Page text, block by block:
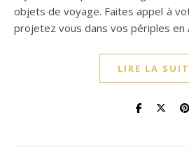
objets de voyage. Faites appel à
projetez vous dans vos périples en
LIRE LA